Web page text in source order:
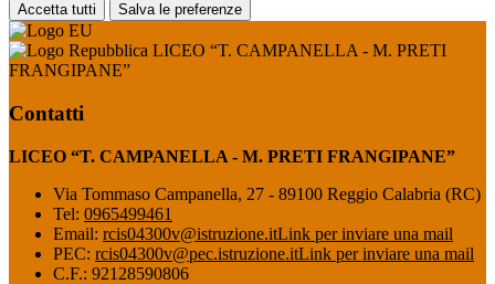
Accetta tutti Salva le preferenze
LICEO “T. CAMPANELLA - M. PRETI
FRANGIPANE”
Contatti
LICEO “T. CAMPANELLA - M. PRETI FRANGIPANE”
Via Tommaso Campanella, 27 - 89100 Reggio Calabria (RC)
Tel: 0965499461
Email: rcis04300v@istruzione.itLink per inviare una mail
PEC: rcis04300v@pec.istruzione.itLink per inviare una mail
C.F.: 92128590806